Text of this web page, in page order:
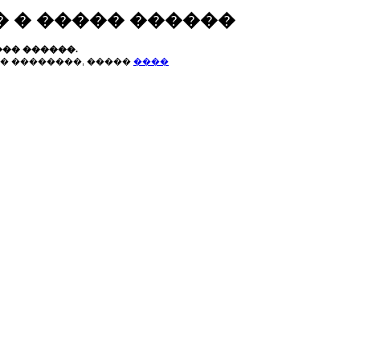
� ����� ������
������.
��������, ����� ����